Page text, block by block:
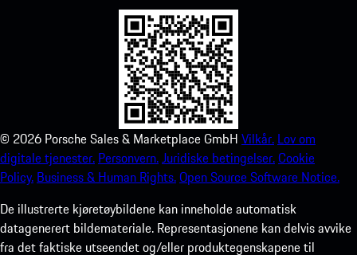
© 2026 Porsche Sales & Marketplace GmbH Vilkår. Lov om
digitale tjenester. Personvern.Juridiske betingelser.Cookie
Policy. Business & Human Rights.Open Source Software Notice.
De illustrerte kjøretøybildene kan inneholde automatisk
datagenerert bildemateriale. Representasjonene kan delvis avvike
fra det faktiske utseendet og/eller produktegenskapene til